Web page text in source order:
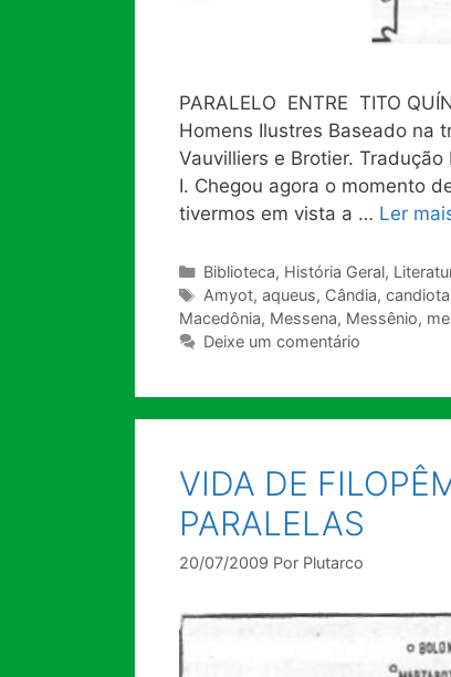
PARALELO ENTRE TITO
Homens Ilustres Baseado na
Vauvilliers e Brotier.
I. Chegou agora o momento
tivermos em vista a … Ler
Categorias
Biblioteca, História Geral,
Tags
Amyot, aqueus, Cândia,
Macedônia, Messena, Messênio,
Deixe um comentário
VIDA DE
PARALELAS
20/07/2009 Por Plutarco